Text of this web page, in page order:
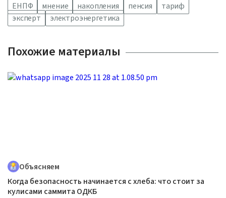
ЕНПФ мнение накопления пенсия
тариф
эксперт
электроэнергетика
Похожие материалы
Объясняем
Когда безопасность начинается с хлеба: что стоит за
кулисами саммита ОДКБ